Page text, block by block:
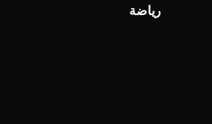
رياضة